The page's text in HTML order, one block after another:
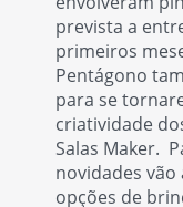
prevista a
primeiros
Pentágono
para se
criatividade
Salas Maker.
novidades vão
opções de